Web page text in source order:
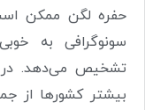
حفره لگن ممکن
سونوگرافی به
تشخیص می‌دهد. در
بیشتر کشورها از